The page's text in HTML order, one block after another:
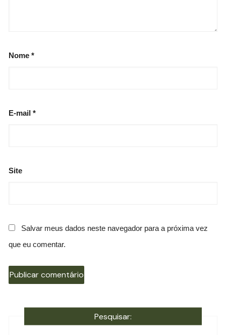
Nome*
E-mail*
Site
Salvar meus dados neste navegador para a próxima vez
que eu comentar.
Pesquisar: